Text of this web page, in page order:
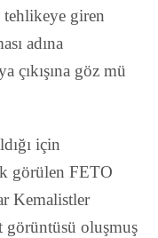
tehlikeye giren
adına
çıkışına göz mü
için
görülen FETO
Kemalistler
görüntüsü oluşmuş